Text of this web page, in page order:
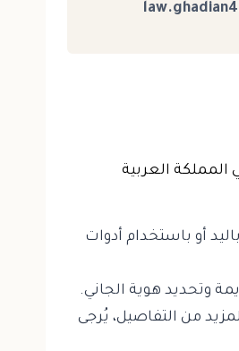
العربية
أو باستخدام أدوات
وتحديد هوية الجاني.
من التفاصيل، يُرجى